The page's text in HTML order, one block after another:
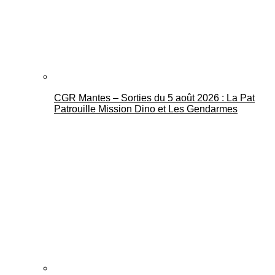
Mantes Actu
CGR Mantes – Sorties du 5 août 2026 : La Pat
Patrouille Mission Dino et Les Gendarmes